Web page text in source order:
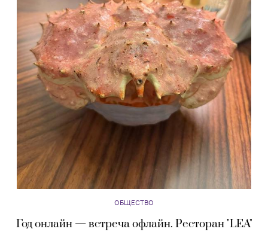
ОБЩЕСТВО
Год онлайн — встреча офлайн. Ресторан "LEA"